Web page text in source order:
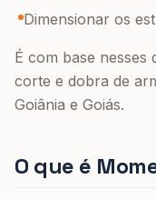
Dimensionar os
É com base nesses
corte e dobra de
Goiânia e Goiás.
O que é